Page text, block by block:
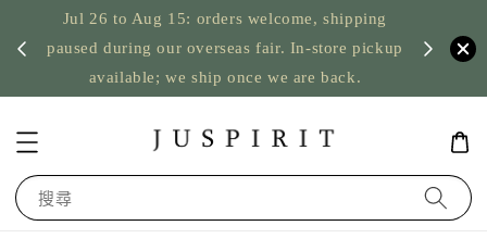
Jul 26 to Aug 15: orders welcome, shipping
paused during our overseas fair. In-store pickup
available; we ship once we are back.
US
搜尋